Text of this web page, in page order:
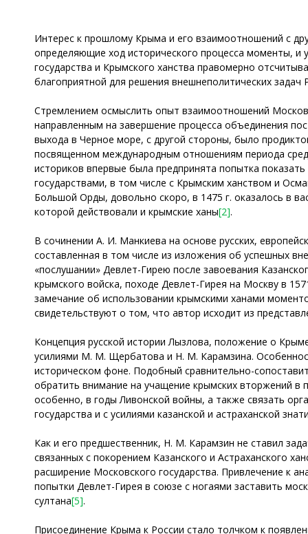
Интерес к прошлому Крыма и его взаимоотношений с
определяющие ход исторического процесса моменты, и
государства и Крымского ханства правомерно
благоприятной для решения внешнеполитических задач
Стремлением осмыслить опыт взаимоотношений
направленным на завершение процесса объединения
выхода в Черное море, с другой стороны, было
посвященном международным отношениям периода
историков впервые была предпринята попытка
государствами, в том числе с Крымским ханством и
Большой Орды, довольно скоро, в 1475 г. оказалось в
которой действовали и крымские ханы[2].
В сочинении А. И. Манкиева на основе русских,
составленная в том числе из изложения об успешных
«послушании» Девлет-Гирею после завоевания
крымского войска, походе Девлет-Гирея на Москву в
замечание об использовании крымскими ханами
свидетельствуют о том, что автор исходит из
Концепция русской истории Лызлова, положение о
усилиями М. М. Щербатова и Н. М. Карамзина.
историческом фоне. Подобный сравнительно-
обратить внимание на учащение крымских вторжений в
особенно, в годы Ливонской войны, а также связать
государства и с усилиями казанской и астраханской
Как и его предшественник, Н. М. Карамзин не ставил
связанных с покорением Казанского и Астраханского
расширение Московского государства. Привлечение к
попытки Девлет-Гирея в союзе с ногаями заставить
султана[5].
Присоединение Крыма к России стало толчком к